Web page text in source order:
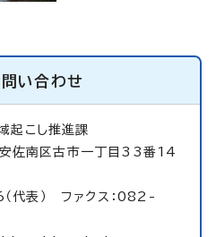
い合わせ
起こし推進課
南区古市一丁目33番14
表） ファクス：082-